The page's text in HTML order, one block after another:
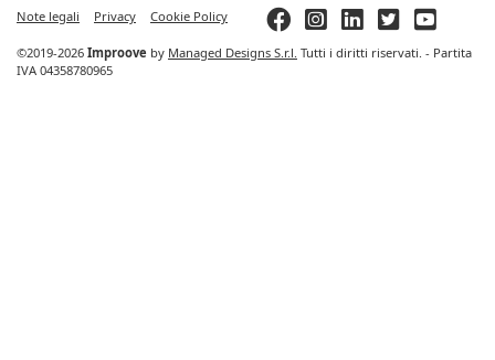
Note legali Privacy Cookie Policy
©2019-2026 Improove by Managed Designs S.r.l. Tutti i diritti riservati. - Partita
IVA 04358780965